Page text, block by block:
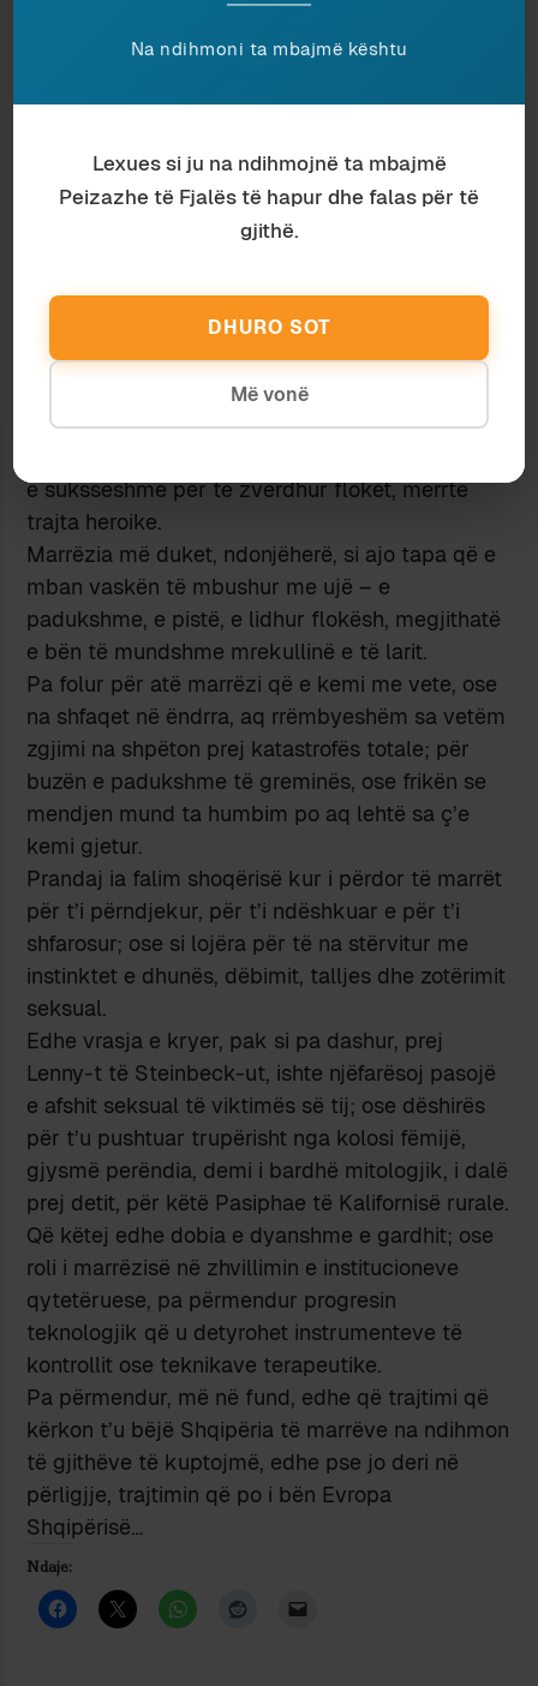
ketë reshtur, deri vonë vonë vonë.
i racës pellazge!
sempre incinta” do ta ketë zanafillën te kjo
gatishmëri e të marrëve për ta bërë publik
seksualitetin. Në krahasim me aventurat e
mbështjellë me pardesy të gjata, barra e
budallaqes u bën të gjithëve pyetje nga më
metafiziket.
Kam njohur edhe një vajzë, të mençur, lindur nga
prindër të certifikuar si idiotë… Nuk di pse, por
e suksseshme për të zverdhur flokët, merrte
trajta heroike.
Marrëzia më duket, ndonjëherë, si ajo tapa që e
mban vaskën të mbushur me ujë – e
padukshme, e pistë, e lidhur flokësh, megjithatë
e bën të mundshme mrekullinë e të larit.
Pa folur për atë marrëzi që e kemi me vete, ose
na shfaqet në ëndrra, aq rrëmbyeshëm sa vetëm
zgjimi na shpëton prej katastrofës totale; për
buzën e padukshme të greminës, ose frikën se
mendjen mund ta humbim po aq lehtë sa ç’e
kemi gjetur.
Prandaj ia falim shoqërisë kur i përdor të marrët
për t’i përndjekur, për t’i ndëshkuar e për t’i
shfarosur; ose si lojëra për të na stërvitur me
instinktet e dhunës, dëbimit, talljes dhe zotërimit
seksual.
Edhe vrasja e kryer, pak si pa dashur, prej
Lenny-t të Steinbeck-ut, ishte njëfarësoj pasojë
e afshit seksual të viktimës së tij; ose dëshirës
për t’u pushtuar trupërisht nga kolosi fëmijë,
gjysmë perëndia, demi i bardhë mitologjik, i dalë
prej detit, për këtë Pasiphae të Kalifornisë rurale.
Që këtej edhe dobia e dyanshme e gardhit; ose
roli i marrëzisë në zhvillimin e institucioneve
qytetëruese, pa përmendur progresin
teknologjik që u detyrohet instrumenteve të
kontrollit ose teknikave terapeutike.
Pa përmendur, më në fund, edhe që trajtimi që
kërkon t’u bëjë Shqipëria të marrëve na ndihmon
të gjithëve të kuptojmë, edhe pse jo deri në
përligjje, trajtimin që po i bën Evropa
Shqipërisë…
Ndaje:
Na ndihmoni ta mbajmë kështu
Lexues si ju na ndihmojnë ta mbajmë
Peizazhe të Fjalës të hapur dhe falas për të
gjithë.
DHURO SOT
Më vonë